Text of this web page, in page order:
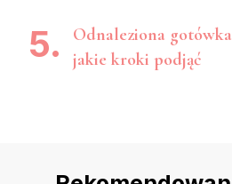
Odnaleziona
jakie kroki podjąć